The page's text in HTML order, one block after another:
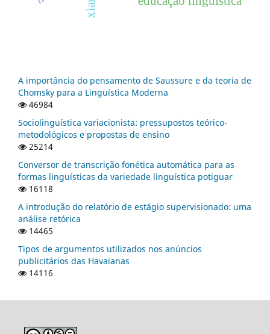
A importância do pensamento de Saussure e da teoria de
Chomsky para a Linguística Moderna
46984
Sociolinguística variacionista: pressupostos teórico-
metodológicos e propostas de ensino
25214
Conversor de transcrição fonética automática para as
formas linguísticas da variedade linguística potiguar
16118
A introdução do relatório de estágio supervisionado: uma
análise retórica
14465
Tipos de argumentos utilizados nos anúncios
publicitários das Havaianas
14116